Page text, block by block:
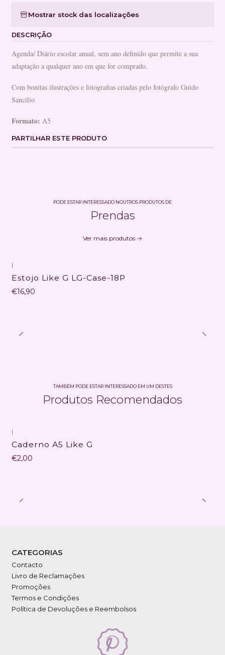
Mostrar stock das localizações
DESCRIÇÃO
Agenda/ Diário escolar anual, sem ano definido que permite a sua
adaptação a qualquer ano em que for comprado.
Com bonitas ilustrações e fotografias criadas pelo fotógrafo Guido
Sancilio
Formato: A5
PARTILHAR ESTE PRODUTO
PODE ESTAR INTERESSADO NOUTROS PRODUTOS DE
Prendas
Ver mais produtos
|
Estojo Like G LG-Case-18P
€16,90
TAMBÉM PODE ESTAR INTERESSADO EM UM DESTES
Produtos Recomendados
|
Caderno A5 Like G
€2,00
CATEGORIAS
Contacto
Livro de Reclamações
Promoções
Termos e Condições
Política de Devoluções e Reembolsos